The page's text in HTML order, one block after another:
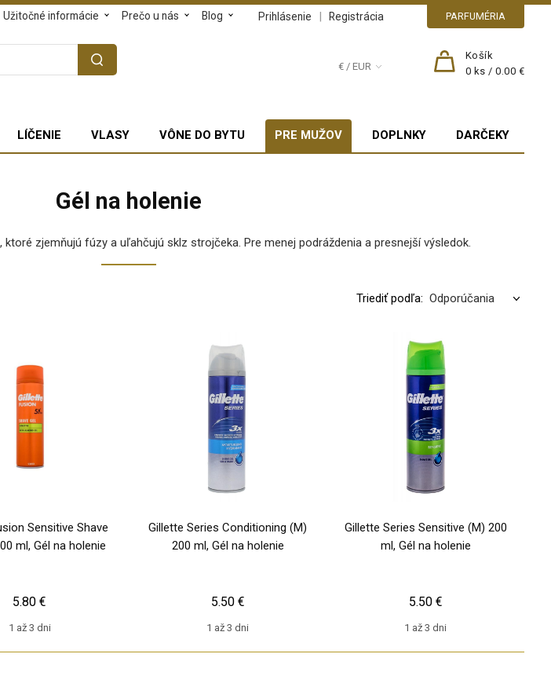
PARFUMÉRIA
Prihlásenie | Registrácia
Užitočné informácie Prečo u nás Blog
€ / EUR
Košík
0 ks /0.00 €
LÍČENIE VLASY VÔNE DO BYTU PRE MUŽOV DOPLNKY DARČEKY
Gél na holenie
zjemňujú fúzy a uľahčujú sklz strojčeka. Pre menej podráždenia a presnejší výsledok.
Triediť podľa:
Sensitive Shave
ml, Gél na holenie
1 až 3 dni
5.80 €
Gillette Series Conditioning (M)
200 ml, Gél na holenie
1 až 3 dni
5.50 €
Gillette Series Sensitive (M) 200
ml, Gél na holenie
1 až 3 dni
5.50 €